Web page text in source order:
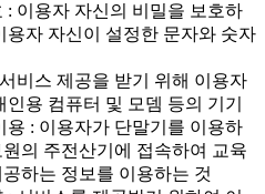
이용자 자신의 비밀을 보호하
용자 자신이 설정한 문자와 숫자
비스 제공을 받기 위해 이용자
인용 컴퓨터 및 모뎀 등의 기기
: 이용자가 단말기를 이용하
의 주전산기에 접속하여 교육
하는 정보를 이용하는 것